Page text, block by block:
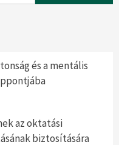
és a mentális
az oktatási
biztosítására